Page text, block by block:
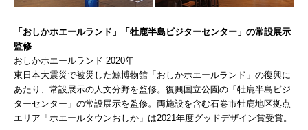
「おしかホエールランド」「牡鹿半島ビジターセンター」の常設展示
監修
おしかホエールランド 2020年
東日本大震災で被災した鯨博物館「おしかホエールランド」の復興に
あたり、常設展示の人文分野を監修。復興国立公園の「牡鹿半島ビジ
ターセンター」の常設展示を監修。両施設を含む石巻市牡鹿地区拠点
エリア「ホエールタウンおしか」は2021年度グッドデザイン賞受賞。